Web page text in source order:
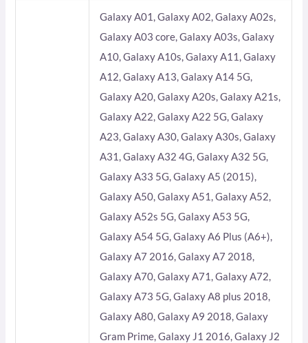
Galaxy A01, Galaxy A02, Galaxy A02s,
Galaxy A03 core, Galaxy A03s, Galaxy
A10, Galaxy A10s, Galaxy A11, Galaxy
A12, Galaxy A13, Galaxy A14 5G,
Galaxy A20, Galaxy A20s, Galaxy A21s,
Galaxy A22, Galaxy A22 5G, Galaxy
A23, Galaxy A30, Galaxy A30s, Galaxy
A31, Galaxy A32 4G, Galaxy A32 5G,
Galaxy A33 5G, Galaxy A5 (2015),
Galaxy A50, Galaxy A51, Galaxy A52,
Galaxy A52s 5G, Galaxy A53 5G,
Galaxy A54 5G, Galaxy A6 Plus (A6+),
Galaxy A7 2016, Galaxy A7 2018,
Galaxy A70, Galaxy A71, Galaxy A72,
Galaxy A73 5G, Galaxy A8 plus 2018,
Galaxy A80, Galaxy A9 2018, Galaxy
Gram Prime, Galaxy J1 2016, Galaxy J2